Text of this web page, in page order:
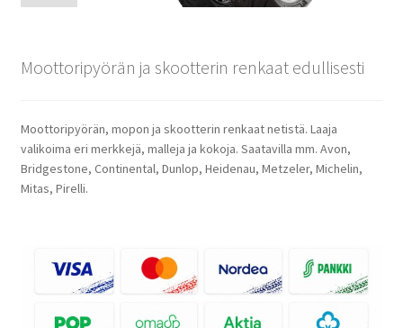
Moottoripyörän ja skootterin renkaat edullisesti
Moottoripyörän, mopon ja skootterin renkaat netistä. Laaja
valikoima eri merkkejä, malleja ja kokoja. Saatavilla mm. Avon,
Bridgestone, Continental, Dunlop, Heidenau, Metzeler, Michelin,
Mitas, Pirelli.